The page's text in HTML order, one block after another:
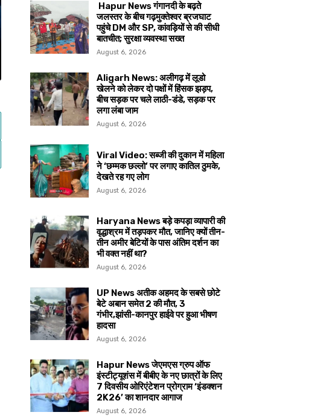
Hapur News गंगानदी के बढ़ते
जलस्तर के बीच गढ़मुक्तेश्वर ब्रजघाट
पहुंचे DM और SP, कांवड़ियों से की सीधी
बातचीत; सुरक्षा व्यवस्था सख्त
August 6, 2026
Aligarh News: अलीगढ़ में लूडो
खेलने को लेकर दो पक्षों में हिंसक झड़प,
बीच सड़क पर चले लाठी-डंडे, सड़क पर
लगा लंबा जाम
August 6, 2026
Viral Video: सब्जी की दुकान में महिला
ने ‘छम्मक छल्लो’ पर लगाए कातिल ठुमके,
देखते रह गए लोग
August 6, 2026
Haryana News बड़े कपड़ा व्यापारी की
वृद्धाश्रम में तड़पकर मौत, जानिए क्यों तीन-
तीन अमीर बेटियों के पास अंतिम दर्शन का
भी वक्त नहीं था?
August 6, 2026
UP News अतीक अहमद के सबसे छोटे
बेटे अबान समेत 2 की मौत, 3
गंभीर,झांसी-कानपुर हाईवे पर हुआ भीषण
हादसा
August 6, 2026
Hapur News जेएमएस ग्रुप ऑफ
इंस्टीट्यूशंस में बीबीए के नए छात्रों के लिए
7 दिवसीय ओरिएंटेशन प्रोग्राम ‘इंडक्शन
2K26’ का शानदार आगाज
August 6, 2026